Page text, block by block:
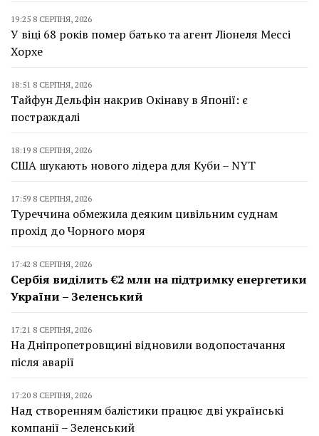
19:25 8 СЕРПНЯ, 2026
У віці 68 років помер батько та агент Ліонеля Мессі
Хорхе
18:51 8 СЕРПНЯ, 2026
Тайфун Дельфін накрив Окінаву в Японії: є
постраждалі
18:19 8 СЕРПНЯ, 2026
США шукають нового лідера для Куби – NYT
17:59 8 СЕРПНЯ, 2026
Туреччина обмежила деяким цивільним суднам
прохід до Чорного моря
17:42 8 СЕРПНЯ, 2026
Сербія виділить €2 млн на підтримку енергетики
України – Зеленський
17:21 8 СЕРПНЯ, 2026
На Дніпропетровщині відновили водопостачання
після аварії
17:20 8 СЕРПНЯ, 2026
Над створенням балістики працює дві українські
компанії – Зеленський